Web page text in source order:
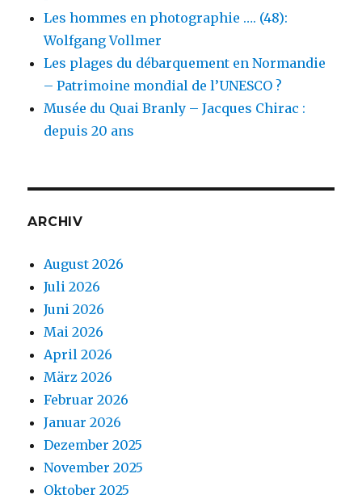
Les hommes en photographie …. (48):
Wolfgang Vollmer
Les plages du débarquement en Normandie
– Patrimoine mondial de l’UNESCO ?
Musée du Quai Branly – Jacques Chirac :
depuis 20 ans
ARCHIV
August 2026
Juli 2026
Juni 2026
Mai 2026
April 2026
März 2026
Februar 2026
Januar 2026
Dezember 2025
November 2025
Oktober 2025